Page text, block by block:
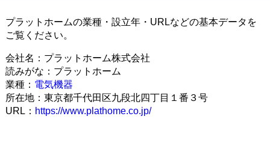
プラットホームの業種・設立年・URLなどの基本データを
ご覧ください。
会社名：プラットホーム株式会社
読みがな：プラットホーム
業種： 電気機器
所在地：東京都千代田区九段北四丁目１番３号
URL： https://www.plathome.co.jp/